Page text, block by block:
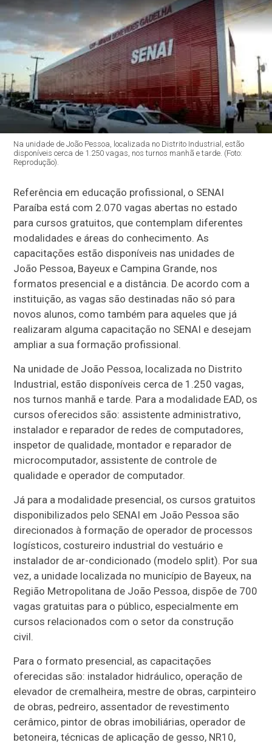
Na unidade de João Pessoa, localizada no Distrito Industrial, estão
disponíveis cerca de 1.250 vagas, nos turnos manhã e tarde. (Foto:
Reprodução).
Referência em educação profissional, o SENAI
Paraíba está com 2.070 vagas abertas no estado
para cursos gratuitos, que contemplam diferentes
modalidades e áreas do conhecimento. As
capacitações estão disponíveis nas unidades de
João Pessoa, Bayeux e Campina Grande, nos
formatos presencial e a distância. De acordo com a
instituição, as vagas são destinadas não só para
novos alunos, como também para aqueles que já
realizaram alguma capacitação no SENAI e desejam
ampliar a sua formação profissional.
Na unidade de João Pessoa, localizada no Distrito
Industrial, estão disponíveis cerca de 1.250 vagas,
nos turnos manhã e tarde. Para a modalidade EAD, os
cursos oferecidos são: assistente administrativo,
instalador e reparador de redes de computadores,
inspetor de qualidade, montador e reparador de
microcomputador, assistente de controle de
qualidade e operador de computador.
Já para a modalidade presencial, os cursos gratuitos
disponibilizados pelo SENAI em João Pessoa são
direcionados à formação de operador de processos
logísticos, costureiro industrial do vestuário e
instalador de ar-condicionado (modelo split). Por sua
vez, a unidade localizada no município de Bayeux, na
Região Metropolitana de João Pessoa, dispõe de 700
vagas gratuitas para o público, especialmente em
cursos relacionados com o setor da construção
civil.
Para o formato presencial, as capacitações
oferecidas são: instalador hidráulico, operação de
elevador de cremalheira, mestre de obras, carpinteiro
de obras, pedreiro, assentador de revestimento
cerâmico, pintor de obras imobiliárias, operador de
betoneira, técnicas de aplicação de gesso, NR10,